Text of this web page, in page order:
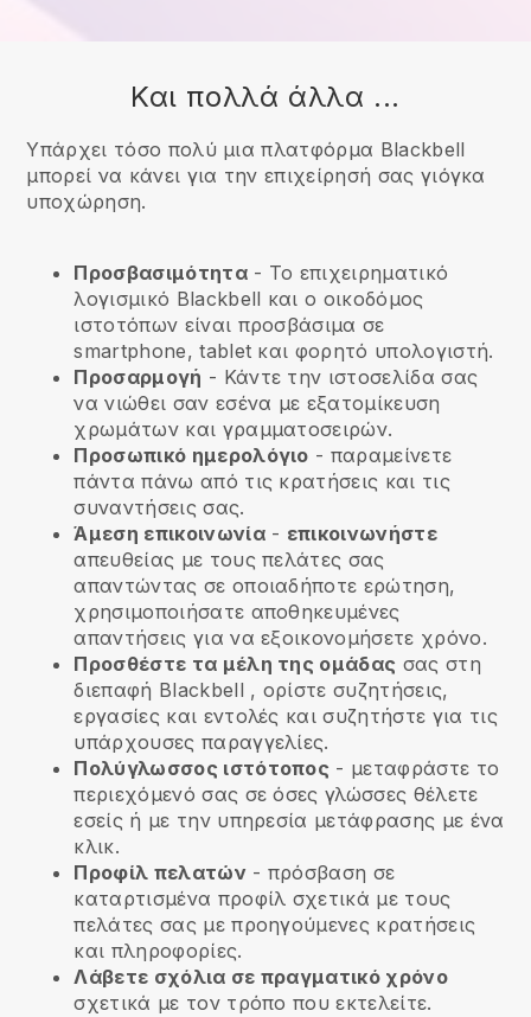
Και πολλά άλλα ...
Υπάρχει τόσο πολύ μια πλατφόρμα Blackbell
μπορεί να κάνει για την επιχείρησή σας γιόγκα
υποχώρηση.
Προσβασιμότητα- Το επιχειρηματικό
λογισμικό Blackbell και ο οικοδόμος
ιστοτόπων είναι προσβάσιμα σε
smartphone, tablet και φορητό υπολογιστή.
Προσαρμογή - Κάντε την ιστοσελίδα σας
να νιώθει σαν εσένα με εξατομίκευση
χρωμάτων και γραμματοσειρών.
Προσωπικό ημερολόγιο - παραμείνετε
πάντα πάνω από τις κρατήσεις και τις
συναντήσεις σας.
Άμεση επικοινωνία- επικοινωνήστε
απευθείας με τους πελάτες σας
απαντώντας σε οποιαδήποτε ερώτηση,
χρησιμοποιήσατε αποθηκευμένες
απαντήσεις για να εξοικονομήσετε χρόνο.
Προσθέστε τα μέλη της ομάδας σας στη
διεπαφή Blackbell , ορίστε συζητήσεις,
εργασίες και εντολές και συζητήστε για τις
υπάρχουσες παραγγελίες.
Πολύγλωσσος ιστότοπος - μεταφράστε το
περιεχόμενό σας σε όσες γλώσσες θέλετε
εσείς ή με την υπηρεσία μετάφρασης με ένα
κλικ.
Προφίλ πελατών- πρόσβαση σε
καταρτισμένα προφίλ σχετικά με τους
πελάτες σας με προηγούμενες κρατήσεις
και πληροφορίες.
Λάβετε σχόλια σε πραγματικό χρόνο
σχετικά με τον τρόπο που εκτελείτε.